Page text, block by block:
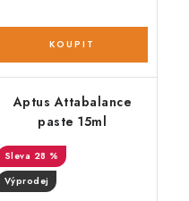
Aptus Attabalance
paste 15ml
28 %
Výprodej